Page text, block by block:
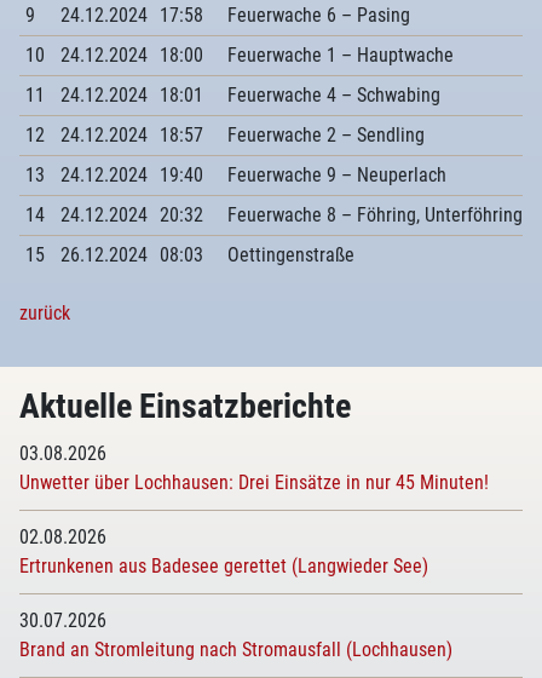
9 24.12.2024 17:58 Feuerwache 6 – Pasing
10
24.12.2024 18:00 Feuerwache 1 – Hauptwache
11
24.12.2024 18:01 Feuerwache 4 – Schwabing
12
24.12.2024 18:57 Feuerwache 2 – Sendling
13
24.12.2024 19:40 Feuerwache 9 – Neuperlach
14
24.12.2024 20:32 Feuerwache 8 – Föhring, Unterföhring
15
26.12.2024 08:03 Oettingenstraße
zurück
Aktuelle Einsatzberichte
03.08.2026
Unwetter über Lochhausen: Drei Einsätze in nur 45 Minuten!
02.08.2026
Ertrunkenen aus Badesee gerettet (Langwieder See)
30.07.2026
Brand an Stromleitung nach Stromausfall (Lochhausen)